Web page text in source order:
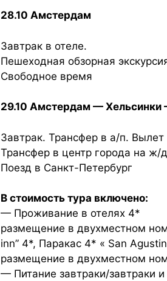
28.10 Амстердам
Завтрак в отеле.
Пешеходная обзорная
Свободное время
29.10 Амстердам —
Завтрак. Трансфер в а/п. Вылет
Трансфер в центр города на ж/
Поезд в Санкт-Петербург
В стоимость тура включено:
— Проживание в отелях 4*
размещение в двухместном
inn” 4*, Паракас 4* « San
размещение в двухместном
— Питание завтраки/завтраки